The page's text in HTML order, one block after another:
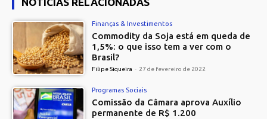
NOTÍCIAS RELACIONADAS
Finanças & Investimentos
Commodity da Soja está em queda de
1,5%: o que isso tem a ver com o
Brasil?
Filipe Siqueira - 27 de fevereiro de 2022
Programas Sociais
Comissão da Câmara aprova Auxílio
permanente de R$ 1.200